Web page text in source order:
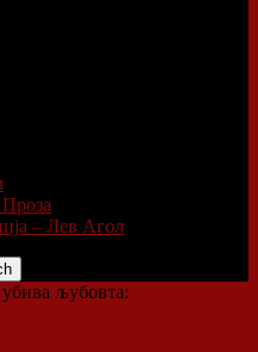
– Лев Агол
љубовта: